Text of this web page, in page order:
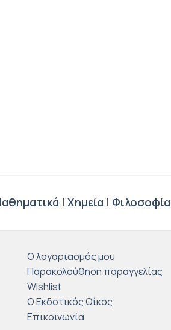
| Χημεία | Φιλοσοφία
Ο λογαριασμός μου
Παρακολούθηση παραγγελίας
Wishlist
Ο Εκδοτικός Οίκος
Επικοινωνία